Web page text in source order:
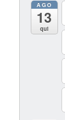
AGO
13
qui